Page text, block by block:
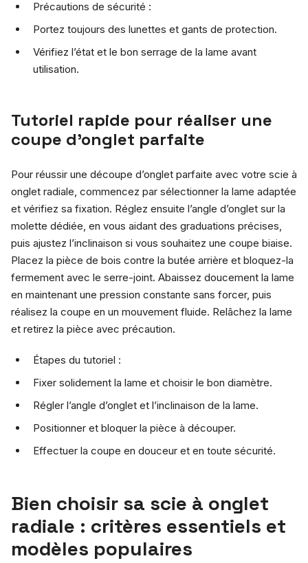
Précautions de sécurité :
Portez toujours des lunettes et gants de protection.
Vérifiez l’état et le bon serrage de la lame avant
utilisation.
Tutoriel rapide pour réaliser une
coupe d’onglet parfaite
Pour réussir une découpe d’onglet parfaite avec votre scie à
onglet radiale, commencez par sélectionner la lame adaptée
et vérifiez sa fixation. Réglez ensuite l’angle d’onglet sur la
molette dédiée, en vous aidant des graduations précises,
puis ajustez l’inclinaison si vous souhaitez une coupe biaise.
Placez la pièce de bois contre la butée arrière et bloquez-la
fermement avec le serre-joint. Abaissez doucement la lame
en maintenant une pression constante sans forcer, puis
réalisez la coupe en un mouvement fluide. Relâchez la lame
et retirez la pièce avec précaution.
Étapes du tutoriel :
Fixer solidement la lame et choisir le bon diamètre.
Régler l’angle d’onglet et l’inclinaison de la lame.
Positionner et bloquer la pièce à découper.
Effectuer la coupe en douceur et en toute sécurité.
Bien choisir sa scie à onglet
radiale : critères essentiels et
modèles populaires